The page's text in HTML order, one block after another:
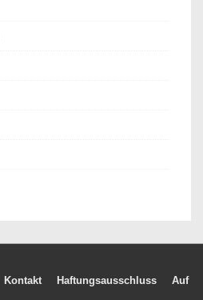
Kontakt Haftungsausschluss
Auf